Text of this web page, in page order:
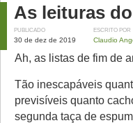
As leituras
PUBLICADO
30 de dez de 2019
ESCRITO POR
Claudio
Ah, as listas de fim de
Tão inescapáveis
previsíveis quanto
segunda taça de